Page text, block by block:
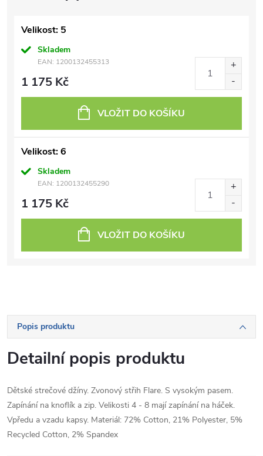
Velikost: 5
Skladem
EAN: 1200132455313
1 175 Kč
VLOŽIT DO KOŠÍKU
Velikost: 6
Skladem
EAN: 1200132455290
1 175 Kč
VLOŽIT DO KOŠÍKU
Popis produktu
Detailní popis produktu
Dětské strečové džíny. Zvonový střih Flare. S vysokým pasem.
Zapínání na knoflík a zip. Velikosti 4 - 8 mají zapínání na háček.
Vpředu a vzadu kapsy. Materiál: 72% Cotton, 21% Polyester, 5%
Recycled Cotton, 2% Spandex